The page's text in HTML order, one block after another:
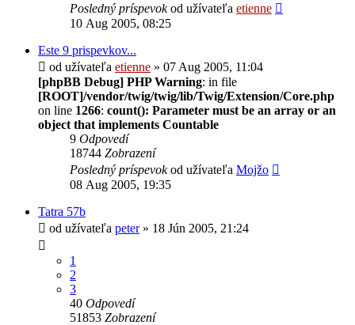
Posledný príspevokod užívateľa etienne
10 Aug 2005, 08:25
Este 9 prispevkov...
od užívateľa etienne » 07 Aug 2005, 11:04
[phpBB Debug] PHP Warning: in file
[ROOT]/vendor/twig/twig/lib/Twig/Extension/Core.php
on line 1266: count(): Parameter must be an array or an
object that implements Countable
9 Odpovedí
18744 Zobrazení
Posledný príspevokod užívateľa Mojžo
08 Aug 2005, 19:35
Tatra 57b
od užívateľa peter» 18 Jún 2005, 21:24
1
2
3
40 Odpovedí
51853 Zobrazení